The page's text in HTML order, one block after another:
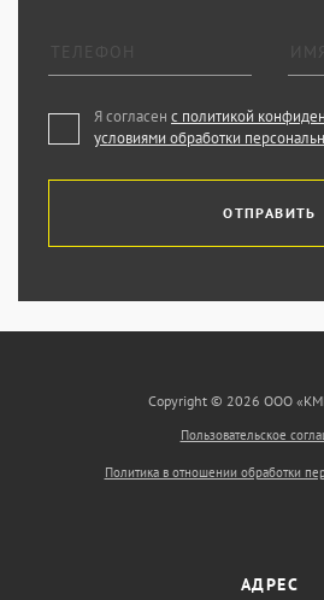
Я согласен с политикой
условиями обработки
ОТПРАВИТЬ
Copyright © 2026 ООО
Пользовательское
Политика в отношении обработки
АДРЕС